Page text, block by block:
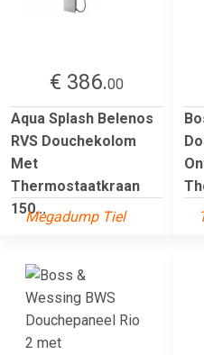
€ 386.00
Aqua Splash Belenos
RVS Douchekolom
Met
Thermostaatkraan
150...
Megadump Tiel